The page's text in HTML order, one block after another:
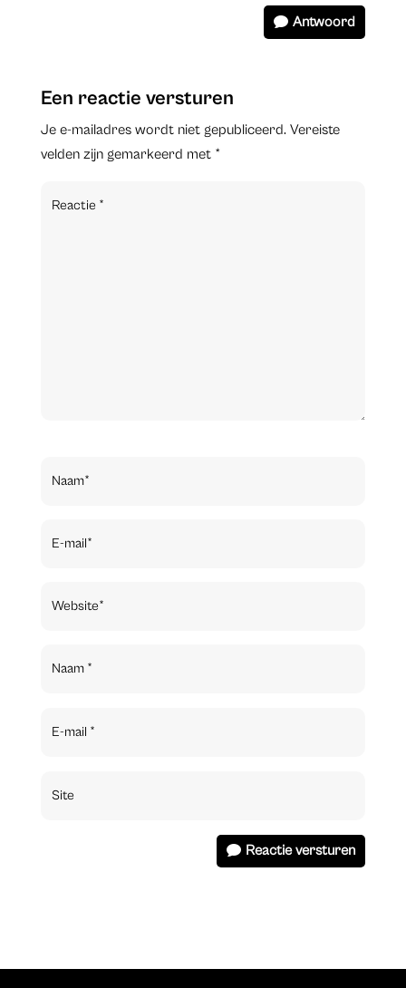
Antwoord
Een reactie versturen
Je e-mailadres wordt niet gepubliceerd. Vereiste
velden zijn gemarkeerd met *
Reactie versturen